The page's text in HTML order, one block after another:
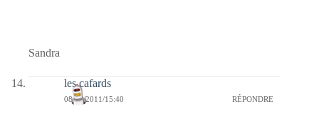
Sandra
les cafards
08/10/2011/15:40 RÉPONDRE